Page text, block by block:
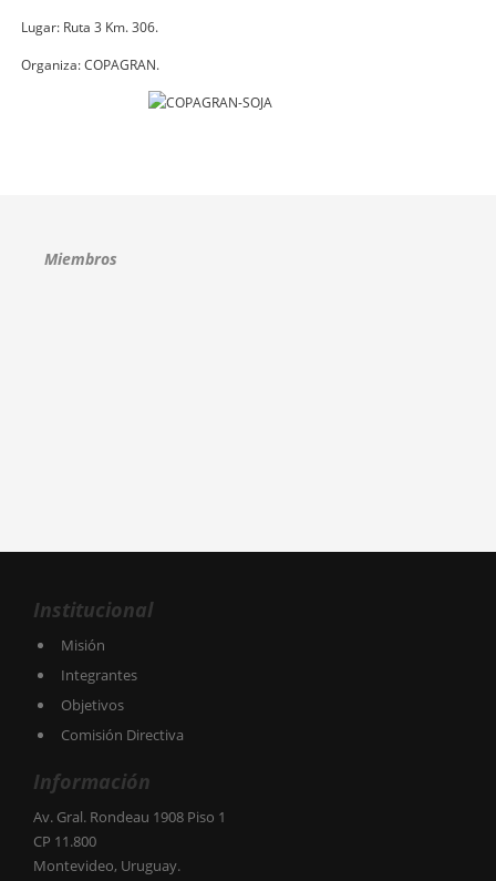
Lugar: Ruta 3 Km. 306.
Organiza: COPAGRAN.
Miembros
Institucional
Misión
Integrantes
Objetivos
Comisión Directiva
Información
Av. Gral. Rondeau 1908 Piso 1
CP 11.800
Montevideo, Uruguay.